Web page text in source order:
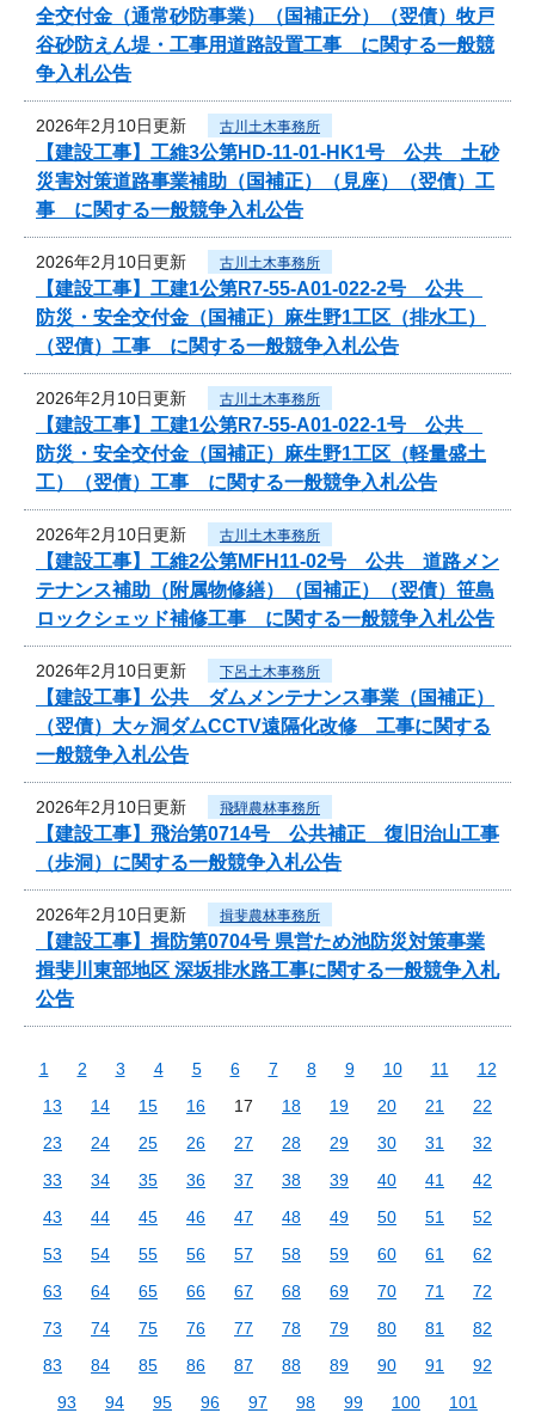
全交付金（通常砂防事業）（国補正分）（翌債）牧戸
谷砂防えん堤・工事用道路設置工事 に関する一般競
争入札公告
2026年2月10日更新 古川土木事務所
【建設工事】工維3公第HD-11-01-HK1号 公共 土砂
災害対策道路事業補助（国補正）（見座）（翌債）工
事 に関する一般競争入札公告
2026年2月10日更新 古川土木事務所
【建設工事】工建1公第R7-55-A01-022-2号 公共
防災・安全交付金（国補正）麻生野1工区（排水工）
（翌債）工事 に関する一般競争入札公告
2026年2月10日更新 古川土木事務所
【建設工事】工建1公第R7-55-A01-022-1号 公共
防災・安全交付金（国補正）麻生野1工区（軽量盛土
工）（翌債）工事 に関する一般競争入札公告
2026年2月10日更新 古川土木事務所
【建設工事】工維2公第MFH11-02号 公共 道路メン
テナンス補助（附属物修繕）（国補正）（翌債）笹島
ロックシェッド補修工事 に関する一般競争入札公告
2026年2月10日更新 下呂土木事務所
【建設工事】公共 ダムメンテナンス事業（国補正）
（翌債）大ヶ洞ダムCCTV遠隔化改修 工事に関する
一般競争入札公告
2026年2月10日更新 飛騨農林事務所
【建設工事】飛治第0714号 公共補正 復旧治山工事
（歩洞）に関する一般競争入札公告
2026年2月10日更新 揖斐農林事務所
【建設工事】揖防第0704号 県営ため池防災対策事業
揖斐川東部地区 深坂排水路工事に関する一般競争入札
公告
1 2 3 4 5 6 7 8 9 10 11
12
13
14 15 16 17 18 19 20 21
22
23
24 25 26 27 28 29 30 31
32
33
34 35 36 37 38 39 40 41
42
43
44 45 46 47 48 49 50 51
52
53
54 55 56 57 58 59 60 61
62
63
64 65 66 67 68 69 70 71
72
73
74 75 76 77 78 79 80 81
82
83
84 85 86 87 88 89 90 91
92
93
94 95 96 97 98 99 100
101